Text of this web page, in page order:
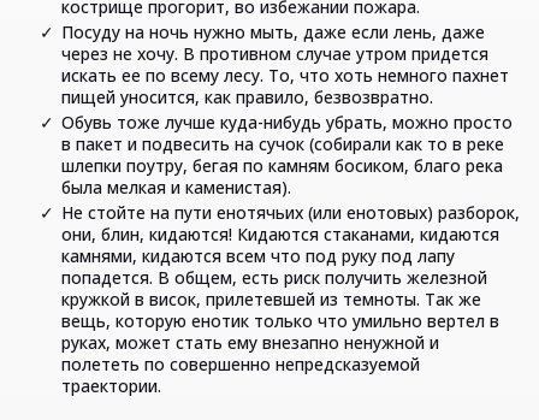
кострище прогорит, во избежании пожара.
Посуду на ночь нужно мыть, даже если лень, даже
через не хочу. В противном случае утром придется
искать ее по всему лесу. То, что хоть немного пахнет
пищей уносится, как правило, безвозвратно.
Обувь тоже лучше куда-нибудь убрать, можно просто
в пакет и подвесить на сучок (собирали как то в реке
шлепки поутру, бегая по камням босиком, благо река
была мелкая и каменистая).
Не стойте на пути енотячьих (или енотовых) разборок,
они, блин, кидаются! Кидаются стаканами, кидаются
камнями, кидаются всем что под руку под лапу
попадется. В общем, есть риск получить железной
кружкой в висок, прилетевшей из темноты. Так же
вещь, которую енотик только что умильно вертел в
руках, может стать ему внезапно ненужной и
полететь по совершенно непредсказуемой
траектории.